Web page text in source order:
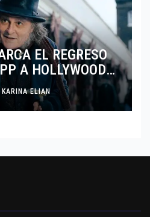
EL REGRESO
A HOLLYWOOD
EL CINE
KARINA ELIAN